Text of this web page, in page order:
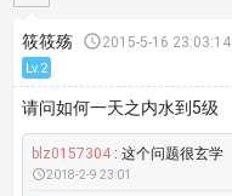
筱筱殇 2015-5-16 23:03:14
Lv.2
请问如何一天之内水到5级
blz0157304: 这个问题很玄学
2018-2-9 23:01